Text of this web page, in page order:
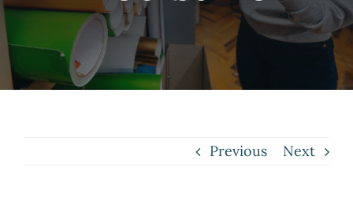
Contact
Previous Next